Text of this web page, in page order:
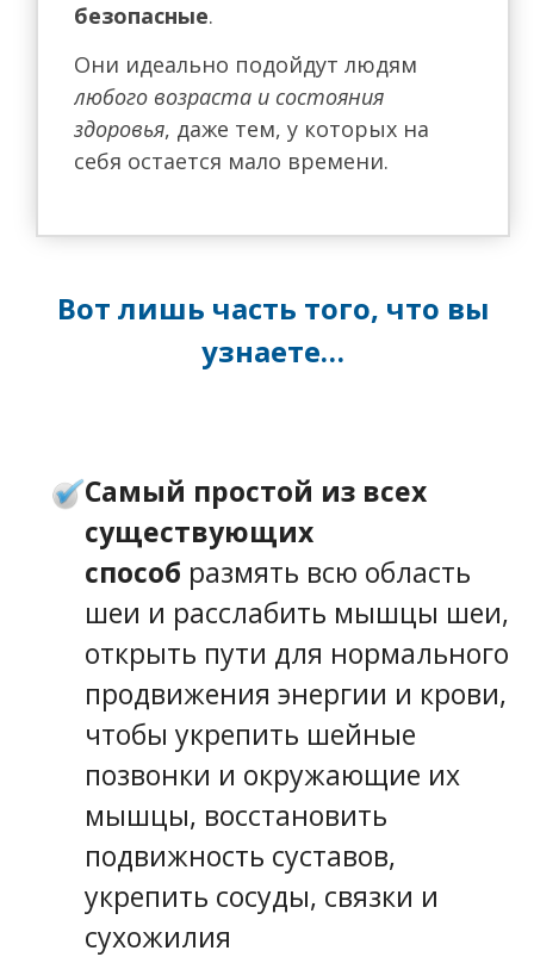
безопасные.
Они идеально подойдут людям
любого возраста и состояния
здоровья, даже тем, у которых на
себя остается мало времени.
Вот лишь часть того, что вы
узнаете…
Самый простой из всех
существующих
способ размять всю область
шеи и расслабить мышцы шеи,
открыть пути для нормального
продвижения энергии и крови,
чтобы укрепить шейные
позвонки и окружающие их
мышцы, восстановить
подвижность суставов,
укрепить сосуды, связки и
сухожилия